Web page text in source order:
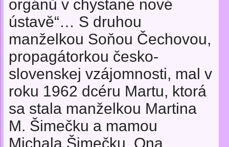
orgánů v chystané nové
ústavě“… S druhou
manželkou Soňou Čechovou,
propagátorkou česko-
slovenskej vzájomnosti, mal v
roku 1962 dcéru Martu, ktorá
sa stala manželkou Martina
M. Šimečku a mamou
Michala Šimečku. Ona